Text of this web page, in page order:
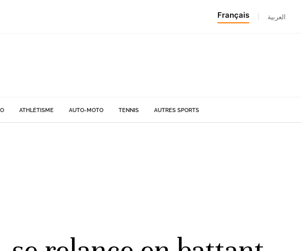
Français العربية
ATHLÉTISME AUTO-MOTO TENNIS AUTRES SPORTS